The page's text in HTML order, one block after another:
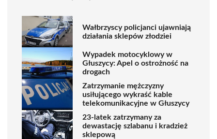
Wałbrzyscy policjanci ujawniają
działania sklepów złodziei
Wypadek motocyklowy w
Głuszycy: Apel o ostrożność na
drogach
Zatrzymanie mężczyzny
usiłującego wykraść kable
telekomunikacyjne w Głuszycy
23-latek zatrzymany za
dewastację szlabanu i kradzież
sklepową